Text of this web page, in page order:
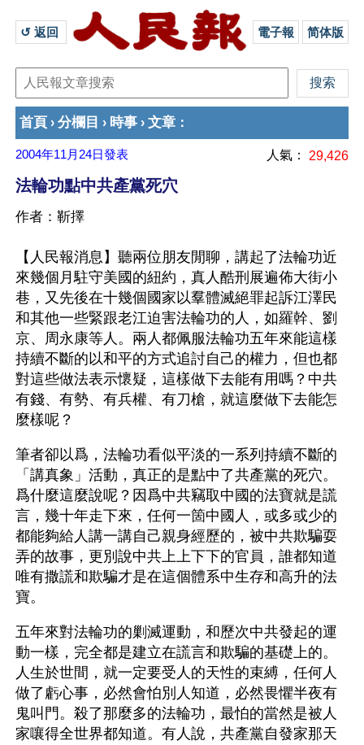
↺ 返回 電子報 简体版
首頁 › 分欄目 › 時事 › 文章 ：
2004年11月24日發表 人氣： 29,426
法輪功點中共產黨死穴
作者：靳擇
【人民報消息】聽兩位朋友閒聊，講起了法輪功近
來幾個月駐守美國的紐約，真人酷刑展遍佈大街小
巷，又先後在十幾個國家以羣體滅絕罪起訴江澤民
和其他一些緊跟老江迫害法輪功的人，如羅幹、劉
京、周永康等人。兩人都佩服法輪功五年來能這樣
持續不斷的以和平的方式追討自己的權力，但也都
對這些做法表示懷疑，這樣做下去能有用嗎？中共
有錢、有勢、有兵權、有刀槍，就這麼做下去能怎
麼樣呢？
筆者卻以爲，法輪功看似平淡的一系列持續不斷的
「講真象」活動，真正的是點中了共產黨的死穴。
爲什麼這麼說呢？因爲中共竊取中國的法寶就是謊
言，幾十年走下來，任何一箇中國人，或多或少的
都能夠給人講一講自己親身經歷的，被中共欺騙耍
弄的故事，更別說中共上上下下的官員，誰都知道
唯有撒謊和欺騙才是在這個體系中生存和高升的法
寶。
五年來對法輪功的剿滅運動，和歷次中共發起的運
動一樣，完全都是建立在謊言和欺騙的基礎上的。
人生於世間，就一定要受人的天性的束縛，任何人
做了虧心事，必然會怕別人知道，必然畏懼半夜有
鬼叫門。殺了那麼多的法輪功，最怕的當然是被人
家嚷得全世界都知道。有人說，共產黨自發家那天